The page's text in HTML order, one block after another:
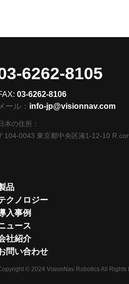
6262-8105
03-6262-8106
メール： info-jp@visionnav.com
本の住所：
104-0043 東京都中央区湊1-12-10
品
クノロジー
入事例
ュース
社紹介
問い合わせ
© 2024 VisionNav Robotics All